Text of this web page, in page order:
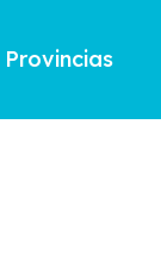
Provincias